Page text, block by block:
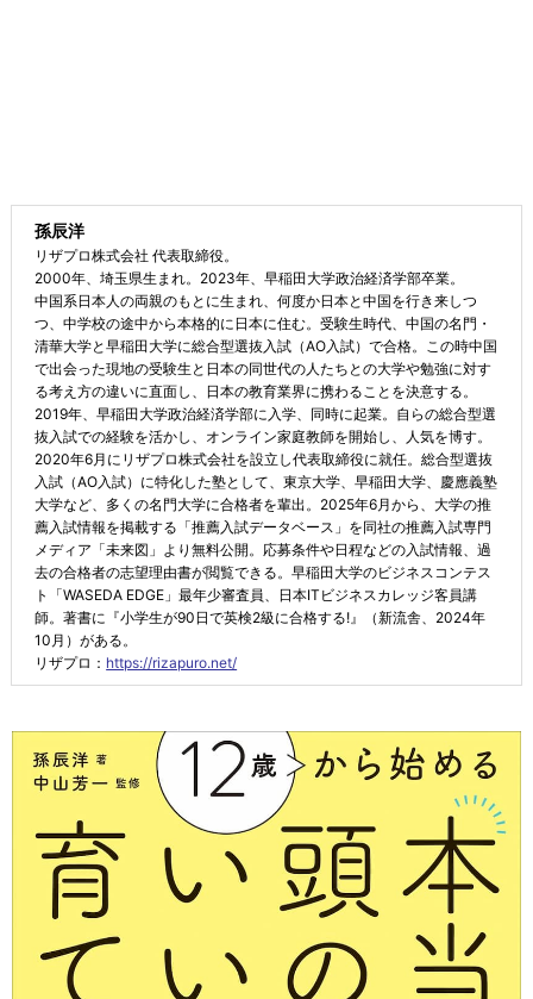
孫辰洋
リザプロ株式会社 代表取締役。
2000年、埼玉県生まれ。2023年、早稲田大学政治経済学部卒業。
中国系日本人の両親のもとに生まれ、何度か日本と中国を行き来しつ
つ、中学校の途中から本格的に日本に住む。受験生時代、中国の名門・
清華大学と早稲田大学に総合型選抜入試（AO入試）で合格。この時中国
で出会った現地の受験生と日本の同世代の人たちとの大学や勉強に対す
る考え方の違いに直面し、日本の教育業界に携わることを決意する。
2019年、早稲田大学政治経済学部に入学、同時に起業。自らの総合型選
抜入試での経験を活かし、オンライン家庭教師を開始し、人気を博す。
2020年6月にリザプロ株式会社を設立し代表取締役に就任。総合型選抜
入試（AO入試）に特化した塾として、東京大学、早稲田大学、慶應義塾
大学など、多くの名門大学に合格者を輩出。2025年6月から、大学の推
薦入試情報を掲載する「推薦入試データベース」を同社の推薦入試専門
メディア「未来図」より無料公開。応募条件や日程などの入試情報、過
去の合格者の志望理由書が閲覧できる。早稲田大学のビジネスコンテス
ト「WASEDA EDGE」最年少審査員、日本ITビジネスカレッジ客員講
師。著書に『小学生が90日で英検2級に合格する!』（新流舎、2024年
10月）がある。
リザプロ： https://rizapuro.net/